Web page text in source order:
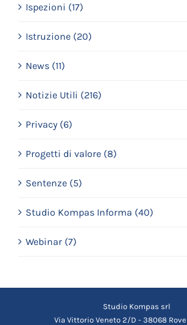
Ispezioni (17)
Istruzione (20)
News (11)
Notizie Utili (216)
Privacy (6)
Progetti di valore (8)
Sentenze (5)
Studio Kompas Informa (40)
Webinar (7)
Studio Kompas srl
Via Vittorio Veneto 2/D - 38068